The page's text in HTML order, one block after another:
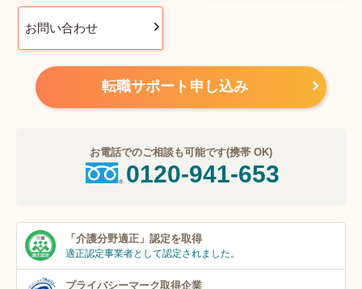
お問い合わせ
転職サポート申し込み
お電話でのご相談も可能です(携帯 OK)
0120-941-653
「介護分野適正」 認定を取得
適正認定事業者として認定されました。
プライバシーマーク取得企業